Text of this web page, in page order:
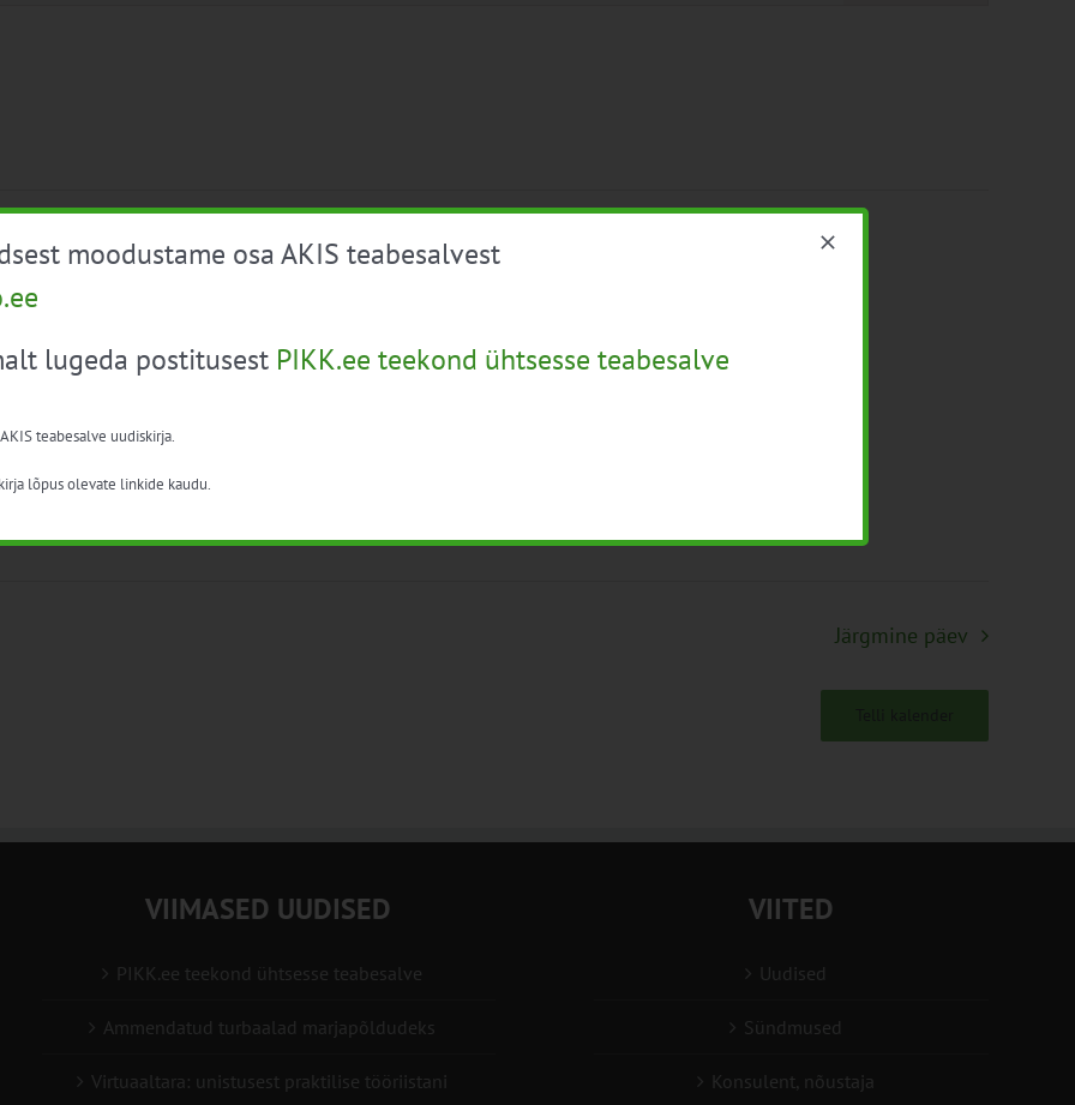
digilahendus Megalab™
tutvustab taimekasvatuse digilahendust Megalab.
Järgmine päev
VIIMASED UUDISED
PIKK.ee teekond ühtsesse teabesalve
Ammendatud turbaalad marjapõldudeks
Virtuaaltara: unistusest praktilise tööriistani
VIITED
Uudised
Sündmused
Konsulent, nõustaja
moodustame osa AKIS teabesalvest
lugeda postitusest PIKK.ee teekond ühtsesse teabesalve
teabesalve uudiskirja.
lõpus olevate linkide kaudu.